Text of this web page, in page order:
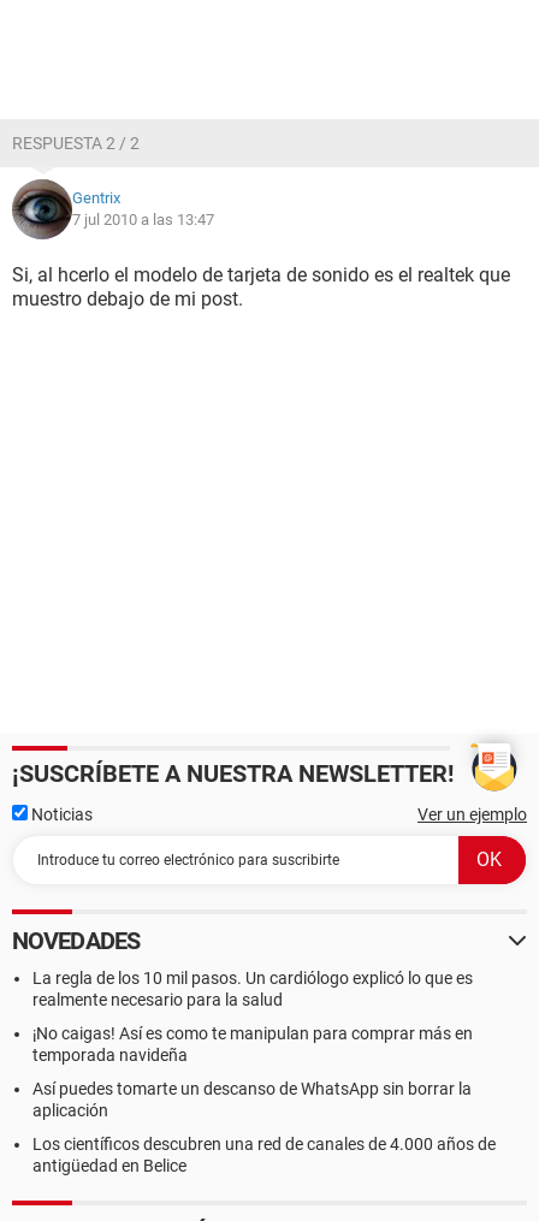
RESPUESTA 2 / 2
Gentrix
7 jul 2010 a las 13:47
Si, al hcerlo el modelo de tarjeta de sonido es el realtek que
muestro debajo de mi post.
¡SUSCRÍBETE A NUESTRA NEWSLETTER!
Noticias Ver un ejemplo
NOVEDADES
La regla de los 10 mil pasos. Un cardiólogo explicó lo que es
realmente necesario para la salud
¡No caigas! Así es como te manipulan para comprar más en
temporada navideña
Así puedes tomarte un descanso de WhatsApp sin borrar la
aplicación
Los científicos descubren una red de canales de 4.000 años de
antigüedad en Belice